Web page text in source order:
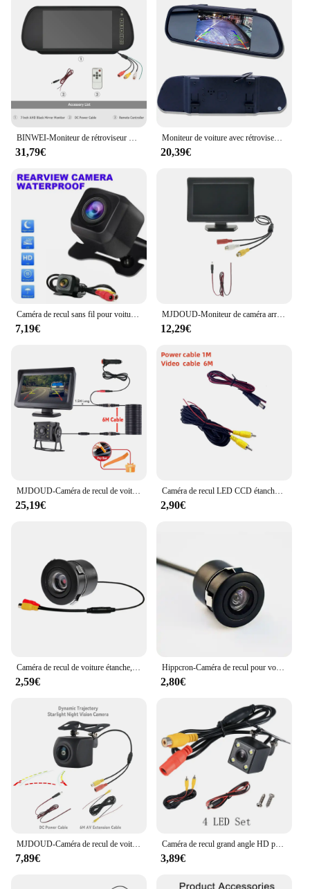
BINWEI-Moniteur de rétroviseur de voiture AHD 7, caméra de recul 170 ° 1080P, écran 7 ", système de stationnement de véhicule universel
31,79€
Moniteur de voiture avec rétroviseur, moniteur de stationnement en marche arrière, 2 entrées vidéo, caméra de recul en option, écran TFT LCD, 5 pouces, HD 800x480
20,39€
Caméra de recul sans fil pour voiture, rétroviseur de véhicule, kit de stationnement, moniteur de vue arrière, 4.3 pouces
7,19€
MJDOUD-Moniteur de caméra arrière de voiture, caméra de recul LED, écran TFT LCD, stationnement de véhicule, installation facile, 4.3 pouces
12,29€
MJDOUD-Caméra de recul de voiture avec moniteur, stationnement de camion, écran 4.3 ", caméra de recul HD, vision nocturne 9-36V, installation facile
25,19€
Caméra de recul LED CCD étanche pour voiture, vision nocturne, marche arrière, stationnement automatique, moniteur de sauvegarde automatique, vidéo HD résistante à 170, nouveau
2,90€
Caméra de recul de voiture étanche, 4LED, vision nocturne, marche arrière, moniteur de stationnement automatique, CCD, IP68, résistant à 170, image haute définition
2,59€
Hippcron-Caméra de recul pour voiture, 4 LED, vision nocturne, marche arrière, moniteur de stationnement automatique, CCD étanche, vidéo HD résistante à 170
2,80€
MJDOUD-Caméra de recul de voiture avec ligne de stationnement à s'agisse dynamique, moniteur de véhicule, caméra de recul, écran 4.3 ", universel
7,89€
Caméra de recul grand angle HD pour voiture, vidéo de vue arrière, caméra de véhicule, caméra de recul, vision nocturne, caméra de stationnement, 12 LED, 4 LED, 8LED
3,89€